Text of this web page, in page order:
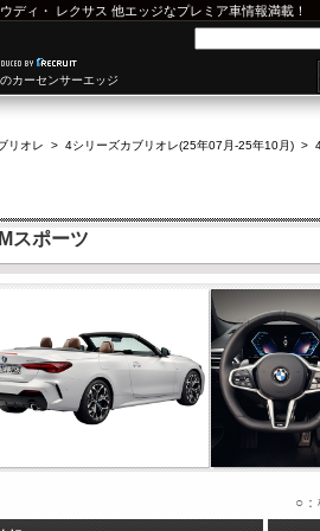
ディ ・ レクサス 他エッジなプレミア車情報満載！
カーセンサーエッジ
リオレ > 4シリーズカブリオレ(25年07月-25年10月) >
スポーツ
○